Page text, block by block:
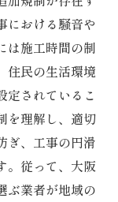
における騒音や
は施工時間の制
住民の生活環境
定されているこ
を理解し、適切
ぎ、工事の円滑
。従って、大阪
ぶ業者が地域の